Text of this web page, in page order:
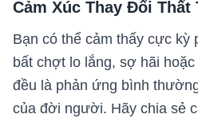
Cảm Xúc Thay Đổi Thất
Bạn có thể cảm thấy cực kỳ
bất chợt lo lắng, sợ hãi
đều là phản ứng bình
của đời người. Hãy chia sẻ